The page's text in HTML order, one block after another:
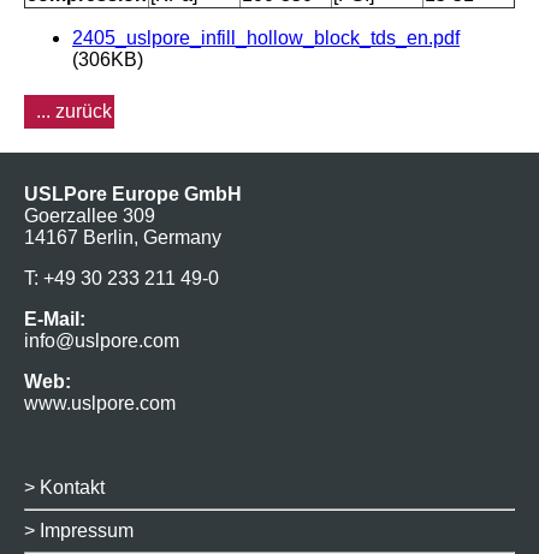
2405_uslpore_infill_hollow_block_tds_en.pdf
(306KB)
... zurück
USLPore Europe GmbH
Goerzallee 309
14167 Berlin, Germany
T: +49 30 233 211 49-0
E-Mail:
info@uslpore.com
Web:
www.uslpore.com
> Kontakt
> Impressum